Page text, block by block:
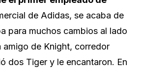
de Adidas, se acaba de
para muchos cambios al lado
amigo de Knight, corredor
dos Tiger y le encantaron. En